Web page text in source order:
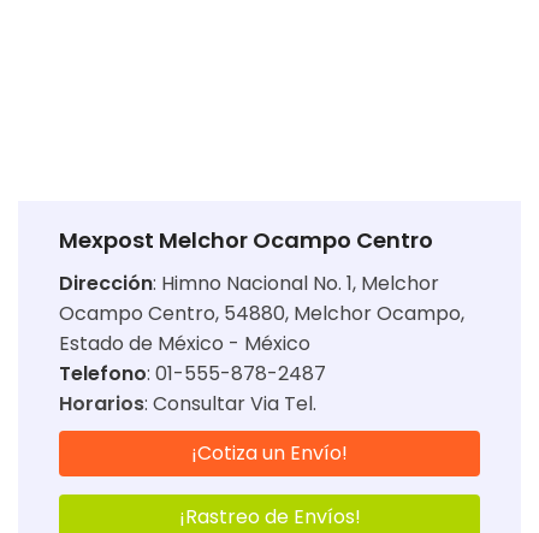
Mexpost Melchor Ocampo Centro
Dirección: Himno Nacional No. 1, Melchor
Ocampo Centro, 54880, Melchor Ocampo,
Estado de México - México
Telefono: 01-555-878-2487
Horarios: Consultar Via Tel.
¡Cotiza un Envío!
¡Rastreo de Envíos!